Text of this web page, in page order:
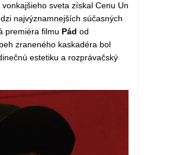
sveta získal Cenu Un
najvýznamnejších súčasných
premiéra filmu Pád od
zraneného kaskadéra bol
estetiku a rozprávačský